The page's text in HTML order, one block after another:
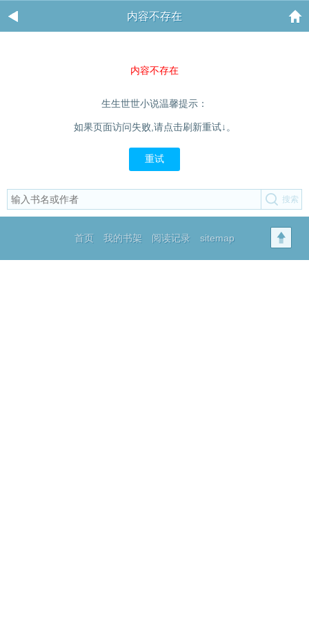
内容不存在
内容不存在
生生世世小说温馨提示：
如果页面访问失败,请点击刷新重试↓。
重试
首页 我的书架 阅读记录 sitemap